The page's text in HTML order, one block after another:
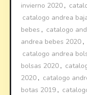
invierno 2020 ,
catalogo andrea
bebes , catalogo
andrea bebes 2020 ,
catalogo andrea
bolsas 2020 ,
2020 , catalogo
botas 2019 ,